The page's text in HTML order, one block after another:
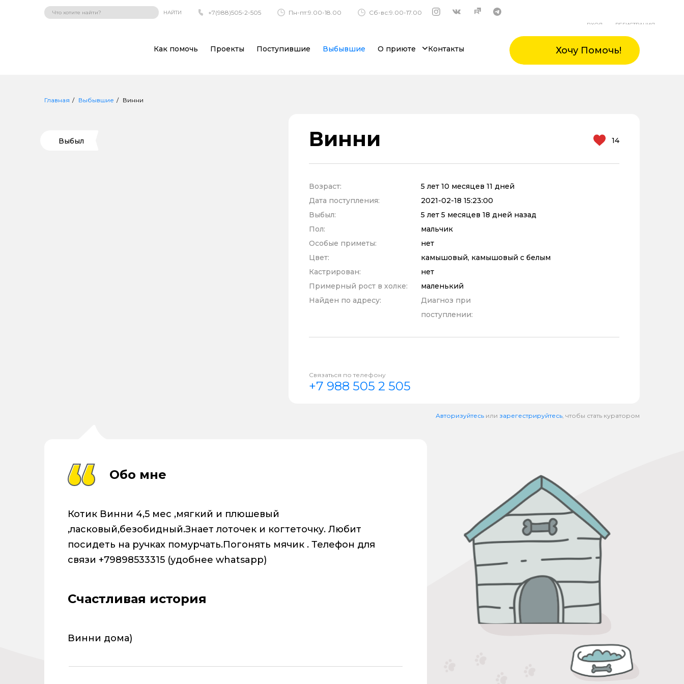
НАЙТИ +7(988)505-2-505 Пн-пт:9.00-18.00 Сб-вс:9.00-17.00
ВХОД РЕГИСТРАЦИЯ
Как помочь Проекты Поступившие Выбывшие О приюте Контакты Хочу Помочь!
Главная Выбывшие Винни
Выбыл Винни 14
Возраст:
5 лет 10 месяцев 11 дней
Дата поступления:
2021-02-18 15:23:00
Выбыл:
5 лет 5 месяцев 18 дней назад
Пол:
мальчик
Особые приметы:
нет
Цвет:
камышовый, камышовый с белым
Кастрирован:
нет
Примерный рост в холке:
маленький
Найден по адресу:
Диагноз при
поступлении:
Связаться по телефону
+7 988 505 2 505
Авторизуйтесь или зарегестрируйтесь, чтобы стать куратором
Обо мне
Котик Винни 4,5 мес ,мягкий и плюшевый
,ласковый,безобидный.Знает лоточек и когтеточку. Любит
посидеть на ручках помурчать.Погонять мячик . Телефон для
связи +79898533315 (удобнее whatsapp)
Счастливая история
Винни дома)